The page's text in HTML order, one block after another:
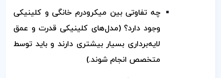
چه تفاوتی بین میکرودرم خانگی و کلینیکی
وجود دارد؟ (مدل‌های کلینیکی قدرت و عمق
لایه‌برداری بسیار بیشتری دارند و باید توسط
متخصص انجام شوند.)